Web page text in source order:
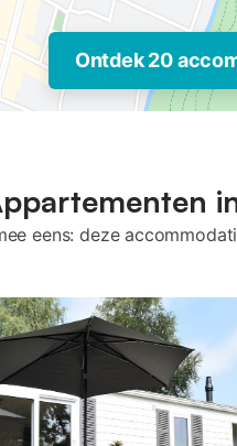
Ontdek 20
eens: deze